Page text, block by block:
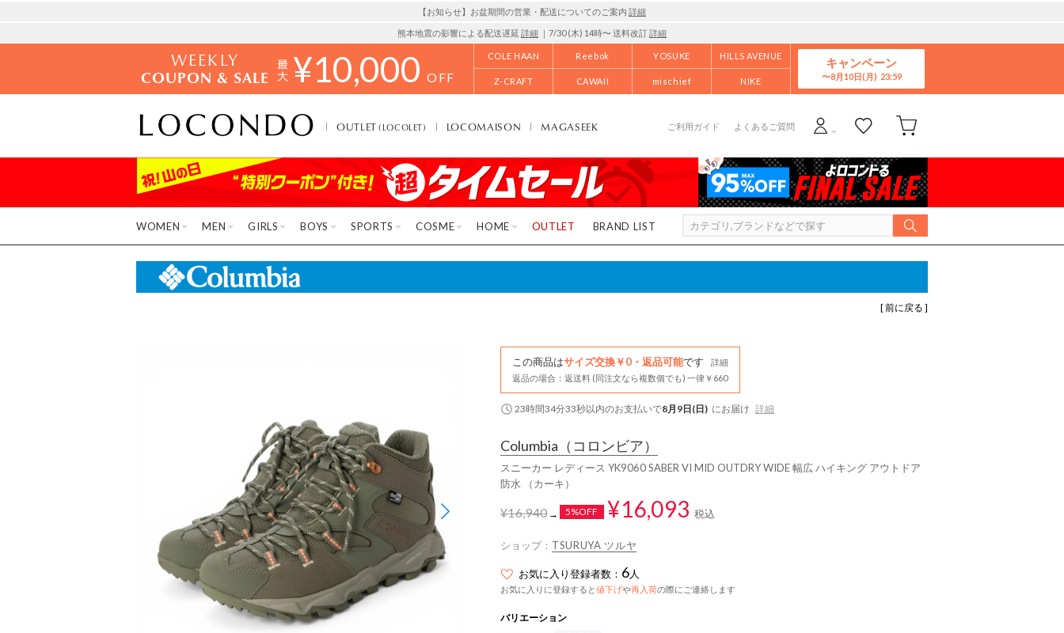
【お知らせ】お盆期間の営業・配送についてのご案内 詳細
熊本地震の影響による配送遅延 詳細 ｜7/30 (木) 14時〜 送料改訂詳細
WEEKLY
COUPON & SALE ¥10,000 OFF
COLE HAAN Reebok YOSUKE HILLS AVENUE
Z-CRAFT CAWAII mischief NIKE
キャンペーン
8月10日(月)
OUTLET(LOCOLET) LOCOMAISON MAGASEEK ご利用ガイド よくあるご質問
WOMEN MEN GIRLS BOYS SPORTS COSME HOME OUTLET BRAND LIST
[ 前に戻る ]
この商品はサイズ交換￥0・返品可能です
詳細
返品の場合：返送料 (同注文なら複数個でも) 一律￥660
23時間34分32秒以内のお支払いで8月9日(日) にお届け 詳細
Columbia （コロンビア）
スニーカー レディース YK9060 SABER VI MID OUTDRY WIDE 幅広 ハイキング アウトドア
防水 （カーキ）
¥16,940→ 5%OFF ¥16,093 税込
ショップ： TSURUYA ツルヤ
お気に入り登録者数： 6人
お気に入りに登録すると値下げや再入荷の際にご連絡します
バリエーション